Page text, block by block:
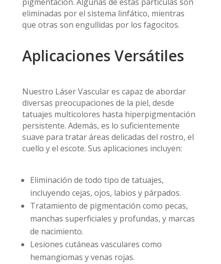
pigmentación. Algunas de estas partículas son
eliminadas por el sistema linfático, mientras
que otras son engullidas por los fagocitos.
Aplicaciones Versátiles
Nuestro Láser Vascular es capaz de abordar
diversas preocupaciones de la piel, desde
tatuajes multicolores hasta hiperpigmentación
persistente. Además, es lo suficientemente
suave para tratar áreas delicadas del rostro, el
cuello y el escote. Sus aplicaciones incluyen:
Eliminación de todo tipo de tatuajes,
incluyendo cejas, ojos, labios y párpados.
Tratamiento de pigmentación como pecas,
manchas superficiales y profundas, y marcas
de nacimiento.
Lesiones cutáneas vasculares como
hemangiomas y venas rojas.